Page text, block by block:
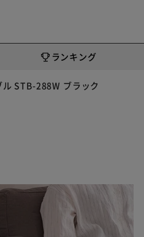
ランキング
ル STB-288W ブラック